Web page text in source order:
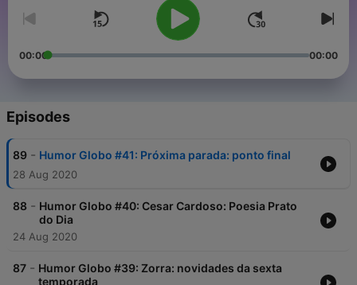
00:00 00:00
Episodes
89 - Humor Globo #41: Próxima parada: ponto final
28 Aug 2020
88 - Humor Globo #40: Cesar Cardoso: Poesia Prato
do Dia
24 Aug 2020
87 - Humor Globo #39: Zorra: novidades da sexta
temporada